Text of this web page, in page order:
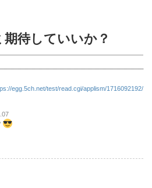
期待していいか？
egg.5ch.net/test/read.cgi/applism/1716092192/